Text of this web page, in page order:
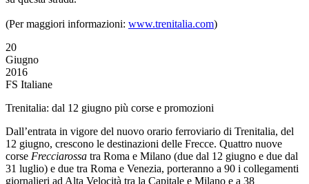
(Per maggiori informazioni: www.trenitalia.com)
20
Giugno
2016
FS Italiane
Trenitalia: dal 12 giugno più corse e promozioni
Dall’entrata in vigore del nuovo orario ferroviario di Trenitalia, del
12 giugno, crescono le destinazioni delle Frecce. Quattro nuove
corse Frecciarossa tra Roma e Milano (due dal 12 giugno e due dal
31 luglio) e due tra Roma e Venezia, porteranno a 90 i collegamenti
giornalieri ad Alta Velocità tra la Capitale e Milano e a 38